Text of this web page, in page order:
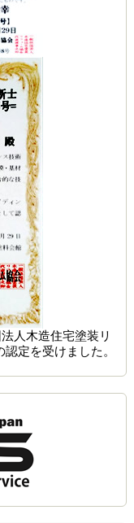
人木造住宅塗装リ
定を受けました。